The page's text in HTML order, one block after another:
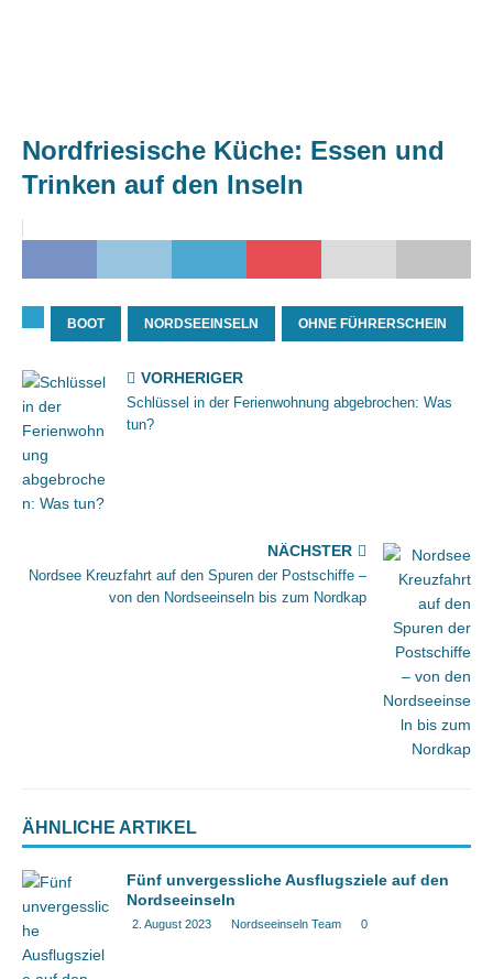
Nordfriesische Küche: Essen und
Trinken auf den Inseln
BOOT NORDSEEINSELN OHNE FÜHRERSCHEIN
VORHERIGER
Schlüssel in der Ferienwohnung abgebrochen: Was
tun?
NÄCHSTER
Nordsee Kreuzfahrt auf den Spuren der Postschiffe –
von den Nordseeinseln bis zum Nordkap
ÄHNLICHE ARTIKEL
Fünf unvergessliche Ausflugsziele auf den
Nordseeinseln
2. August 2023 Nordseeinseln Team 0